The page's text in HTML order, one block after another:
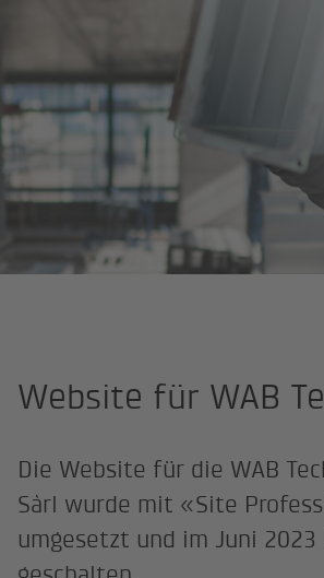
Website für WAB
Die Website für die WAB
Sàrl wurde mit «Site
umgesetzt und im Juni 2023